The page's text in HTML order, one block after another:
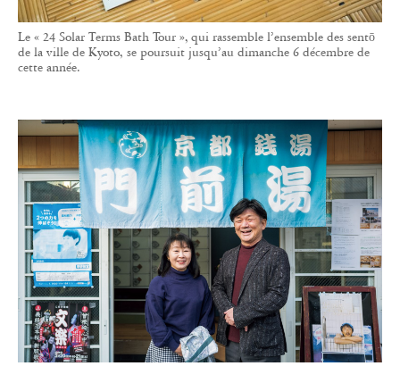
Le « 24 Solar Terms Bath Tour », qui rassemble l’ensemble des sentō
de la ville de Kyoto, se poursuit jusqu’au dimanche 6 décembre de
cette année.